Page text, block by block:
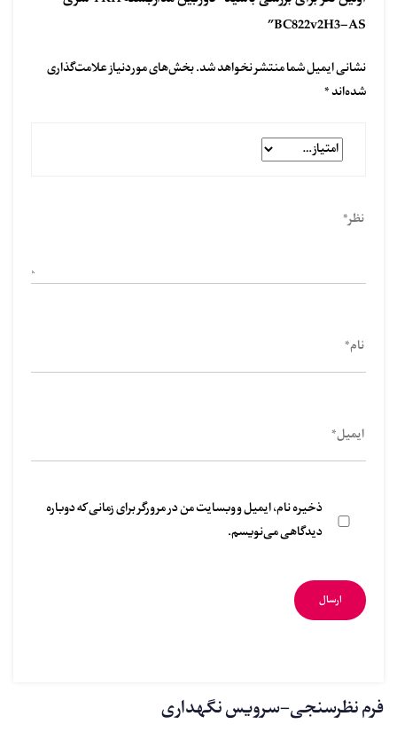
BC822v2H3-AS”
نشانی ایمیل شما منتشر نخواهد شد.بخش‌های موردنیاز علامت‌گذاری
شده‌اند*
ذخیره نام، ایمیل و وبسایت من در مرورگر برای زمانی که دوباره
دیدگاهی می‌نویسم.
فرم نظرسنجی-سرویس نگهداری